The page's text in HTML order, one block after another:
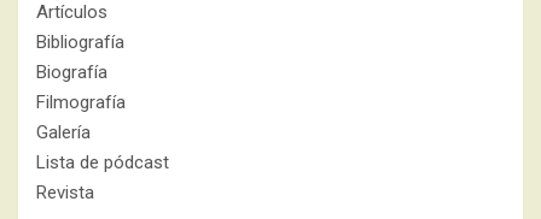
Artículos
Bibliografía
Biografía
Filmografía
Galería
Lista de pódcast
Revista